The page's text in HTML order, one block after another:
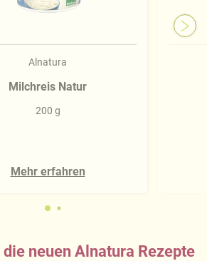
Alnatura
Milchreis Natur
200 g
Mehr erfahren
neuen Alnatura Rezepte